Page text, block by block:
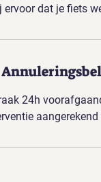
ervoor dat je fiets
24h
aangerekend